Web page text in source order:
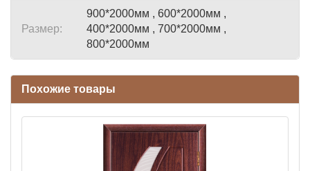
Размер:
900*2000мм , 600*2000мм ,
400*2000мм , 700*2000мм ,
800*2000мм
Похожие товары